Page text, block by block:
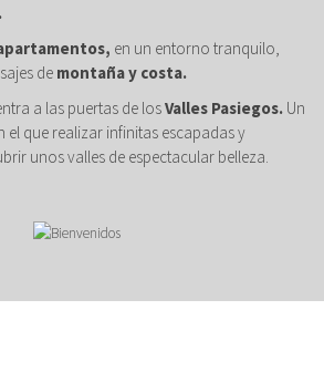
en un entorno tranquilo,
de montaña y costa.
a las puertas de losValles Pasiegos. Un
que realizar infinitas escapadas y
unos valles de espectacular belleza.